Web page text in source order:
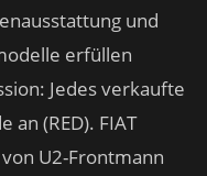
und
erfüllen
Jedes verkaufte
an (RED). FIAT
U2-Frontmann